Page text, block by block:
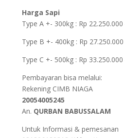
Harga Sapi
Type A +- 300kg : Rp 22.250.000
Type B +- 400kg : Rp 27.250.000
Type C +- 500kg : Rp 33.250.000
Pembayaran bisa melalui:
Rekening CIMB NIAGA
20054005245
An. QURBAN BABUSSALAM
Untuk Informasi & pemesanan